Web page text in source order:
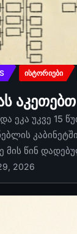
ᲘᲡᲢᲝᲠᲘᲔᲑᲘ
აკეთებთ
ეკა უკვე 15
მის წინ
2026